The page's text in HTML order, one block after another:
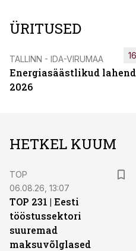
ÜRITUSED
TALLINN - IDA-VIRUMAA
Energiasäästlikud
2026
HETKEL KUUM
TOP
06.08.26, 13:07
TOP 231 | Eesti
tööstussektori
suuremad
maksuvõlglased